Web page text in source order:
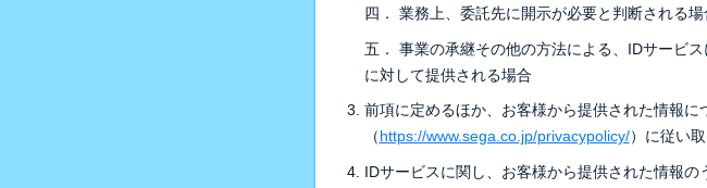
四． 業務上、委託先に開示が必要と判断される場
五． 事業の承継その他の方法による、IDサービ
に対して提供される場合
前項に定めるほか、お客様から提供された情報
（https://www.sega.co.jp/privacypolicy/）に従い取
IDサービスに関し、お客様から提供された情報